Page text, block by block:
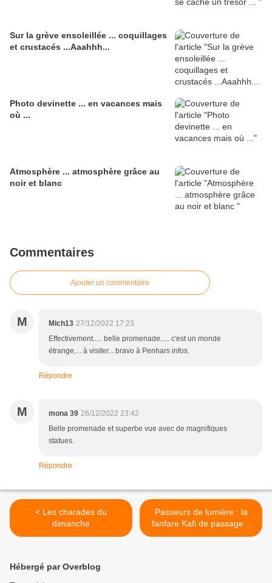
Sur la grève ensoleillée ... coquillages
et crustacés ...Aaahhh...
Photo devinette ... en vacances mais
où ...
Atmosphère ... atmosphère grâce au
noir et blanc
Commentaires
Ajouter un commentaire
M Mich13 27/12/2022 17:23
Effectivement..... belle promenade..... c'est un monde
étrange,... à visiter... bravo à Penhars infos.
Répondre
M mona 39 26/12/2022 23:42
Belle promenade et superbe vue avec de magnifiques
statues.
Répondre
< Les charades du
dimanche
Passeurs de lumière : la
fanfare Kafi de passage à
Kermoysan >
Hébergé par Overblog